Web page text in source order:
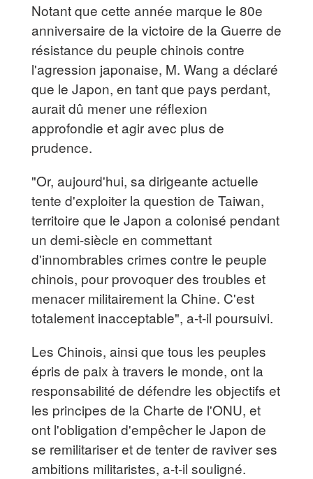
Notant que cette année marque le 80e
anniversaire de la victoire de la Guerre de
résistance du peuple chinois contre
l'agression japonaise, M. Wang a déclaré
que le Japon, en tant que pays perdant,
aurait dû mener une réflexion
approfondie et agir avec plus de
prudence.
"Or, aujourd'hui, sa dirigeante actuelle
tente d'exploiter la question de Taiwan,
territoire que le Japon a colonisé pendant
un demi-siècle en commettant
d'innombrables crimes contre le peuple
chinois, pour provoquer des troubles et
menacer militairement la Chine. C'est
totalement inacceptable", a-t-il poursuivi.
Les Chinois, ainsi que tous les peuples
épris de paix à travers le monde, ont la
responsabilité de défendre les objectifs et
les principes de la Charte de l'ONU, et
ont l'obligation d'empêcher le Japon de
se remilitariser et de tenter de raviver ses
ambitions militaristes, a-t-il souligné.